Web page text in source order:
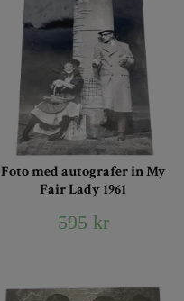
Foto med autografer in My
Fair Lady 1961
595 kr